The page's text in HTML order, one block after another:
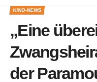
KINO-NEWS
„Eine
der